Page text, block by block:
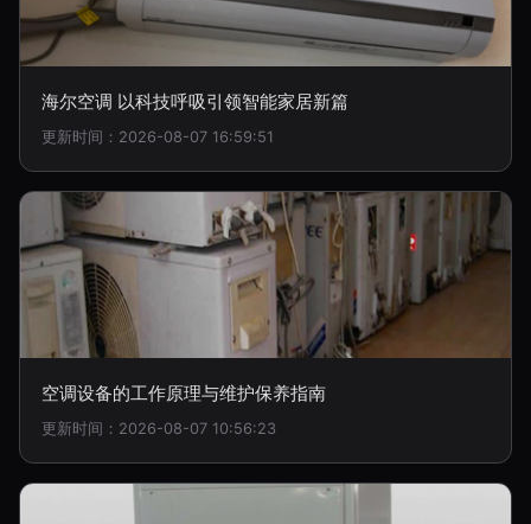
海尔空调 以科技呼吸引领智能家居新篇
更新时间：2026-08-07 16:59:51
空调设备的工作原理与维护保养指南
更新时间：2026-08-07 10:56:23